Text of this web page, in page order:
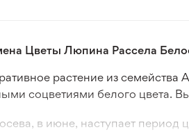
Цветы Люпина Рассела
растение из
соцветиями белого цвета.
в июне, наступает